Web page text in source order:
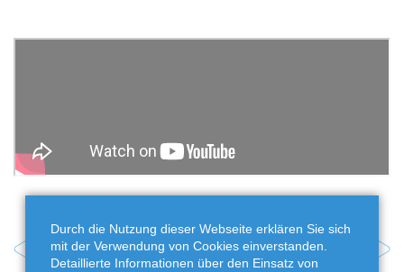
Vorheriger Artikel Nächster Artikel
Durch die Nutzung dieser Webseite erklären Sie sich
mit der Verwendung von Cookies einverstanden.
Detaillierte Informationen über den Einsatz von